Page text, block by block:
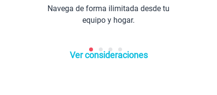
Navega de forma ilimitada desde tu
equipo y hogar.
Ver consideraciones